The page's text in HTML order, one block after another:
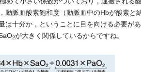
動脈血酸素飽和度（動脈血中のHbが酸素と
は十分か，ということに目を向ける必要が
2が大きく関係しているからですね。